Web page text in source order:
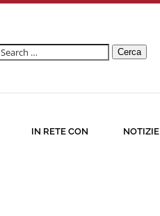
Ricerca
Cerca
IN RETE CON NOTIZIE